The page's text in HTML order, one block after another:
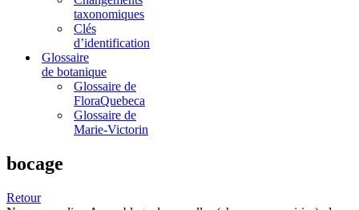
taxonomiques
Clés
d’identification
Glossaire
de botanique
Glossaire de
FloraQuebeca
Glossaire de
Marie-Victorin
bocage
Retour